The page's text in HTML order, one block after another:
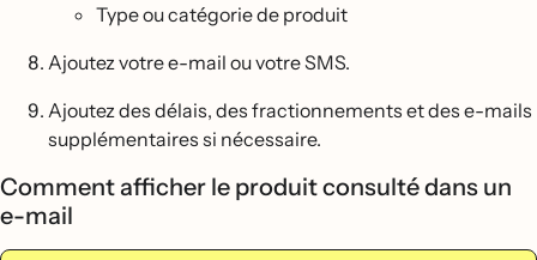
Type ou catégorie de produit
Ajoutez votre e-mail ou votre SMS.
Ajoutez des délais, des fractionnements et des e-mails
supplémentaires si nécessaire.
Comment afficher le produit consulté dans un
e-mail